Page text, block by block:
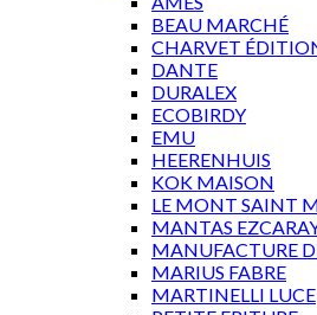
BEAU MARCHÉ
CHARVET
DANTE
DURALEX
ECOBIRDY
EMU
HEERENHUIS
KOK MAISON
LE MONT SAINT
MANTAS
MANUFACTURE
MARIUS FABRE
MARTINELLI LUCE